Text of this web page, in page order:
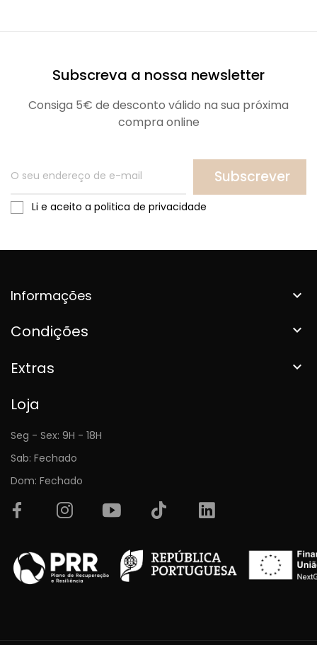
Subscreva a nossa newsletter
Consiga 5€ de desconto válido na sua próxima
compra online
Subscrever
Li e aceito a politica de privacidade
Informações 
Condições 
Extras 
Loja
Seg - Sex: 9H - 18H
Sab: Fechado
Dom: Fechado